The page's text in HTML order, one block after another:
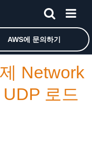
로 돌아가려면 여기를 클
AWS에 문의하기
Network
로드